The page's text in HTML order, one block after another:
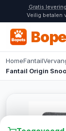
Gratis
Veilig betalen
HomeFantail
Fantail Origin